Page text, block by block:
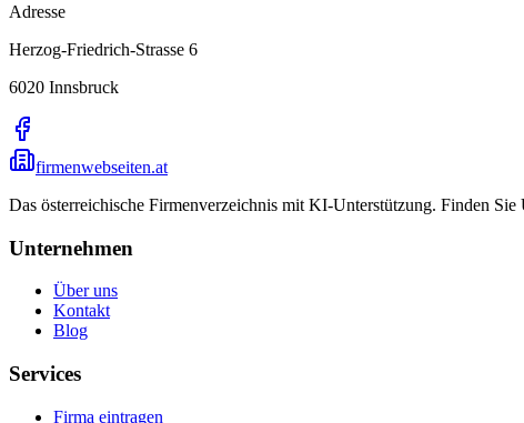
Adresse
Herzog-Friedrich-Strasse 6
6020 Innsbruck
firmenwebseiten.at
Das österreichische Firmenverzeichnis mit KI-Unterstützung. Finden Sie
Unternehmen
Über uns
Kontakt
Blog
Services
Firma eintragen